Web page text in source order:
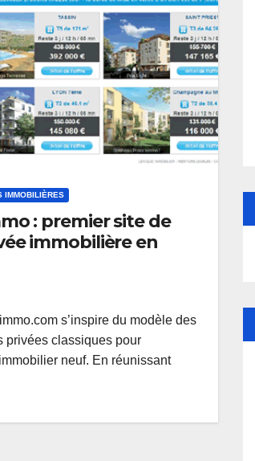
IMMOBILIÈRES
: premier site de
immobilière en
s’inspire du modèle des
privées classiques pour
neuf. En réunissant